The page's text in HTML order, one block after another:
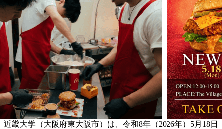
近畿大学（大阪府東大阪市）は、令和8年（2026年）5月18日